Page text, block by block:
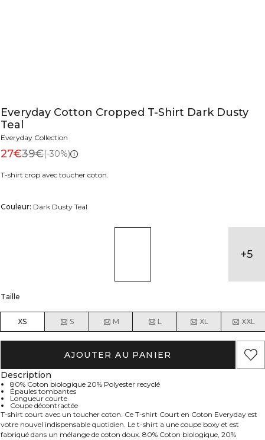
Everyday Cotton Cropped T-Shirt Dark Dusty
Teal
Everyday Collection
27€39€(-30%)
T-shirt crop avec toucher coton.
Couleur: Dark Dusty Teal
+5
Taille
XS S M L XL XXL
AJOUTER AU PANIER
Description
80% Coton biologique 20% Polyester recyclé
Épaules tombantes
Longueur courte
Coupe décontractée
T-shirt court avec un toucher coton. Ce T-shirt Court en Coton Everyday est
votre nouvel indispensable quotidien. Le t-shirt a une coupe boxy et est
fabriqué dans un mélange de coton doux. 80% Coton biologique, 20%